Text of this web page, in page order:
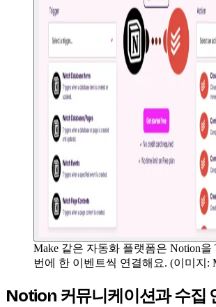
Make 같은 자동화 플랫폼은 Notion을
번에 한 이벤트씩 연결해요. (이미지:
Notion 커뮤니케이션과 수집